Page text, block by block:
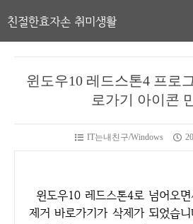
친절한효자손 취미생활
윈도우10 레드스톤4 프로
로가기 아이콘
IT는내친구/Windows
윈도우10 레드스톤4로 넘어오면서 프로그램 추가 및
제거 바로가기가 삭제가 되었습